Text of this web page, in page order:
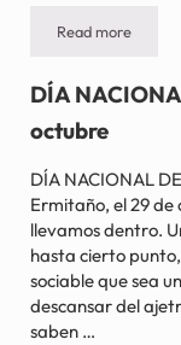
Read more
DÍA
DÍA
octubre
DÍA NACIONAL
Ermitaño, el 29
llevamos dentro.
hasta cierto
sociable que sea
descansar del
saben …